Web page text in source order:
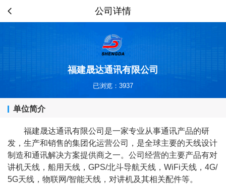
公司详情
福建晟达通讯有限公司
已浏览：3937
单位简介
福建晟达通讯有限公司是一家专业从事通讯产品的研
发，生产和销售的集团化运营公司，是全球主要的天线设计
制造和通讯解决方案提供商之一。公司经营的主要产品有对
讲机天线，船用天线，GPS/北斗导航天线，WiFi天线，4G/
5G天线，物联网/智能天线，对讲机及其相关配件等。